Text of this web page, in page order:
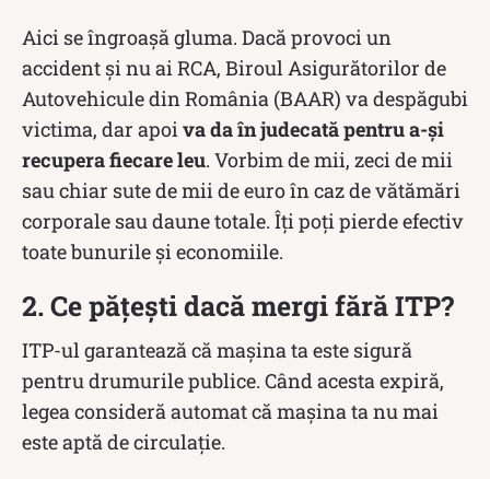
Aici se îngroașă gluma. Dacă provoci un
accident și nu ai RCA, Biroul Asigurătorilor de
Autovehicule din România (BAAR) va despăgubi
victima, dar apoiva da în judecată pentru a-și
recupera fiecare leu. Vorbim de mii, zeci de mii
sau chiar sute de mii de euro în caz de vătămări
corporale sau daune totale. Îți poți pierde efectiv
toate bunurile și economiile.
2. Ce pățești dacă mergi fără ITP?
ITP-ul garantează că mașina ta este sigură
pentru drumurile publice. Când acesta expiră,
legea consideră automat că mașina ta nu mai
este aptă de circulație.